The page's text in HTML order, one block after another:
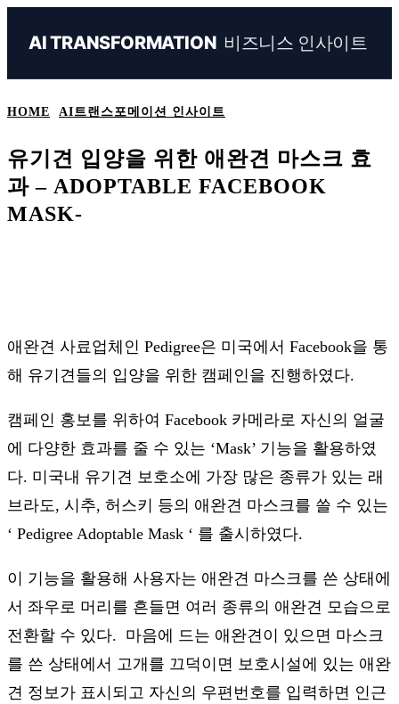
AI TRANSFORMATION 비즈니스 인사이트
HOME AI트랜스포메이션 인사이트
유기견 입양을 위한 애완견 마스크 효
과 – ADOPTABLE FACEBOOK
MASK-
애완견 사료업체인 Pedigree은 미국에서 Facebook을 통
해 유기견들의 입양을 위한 캠페인을 진행하였다.
캠페인 홍보를 위하여 Facebook 카메라로 자신의 얼굴
에 다양한 효과를 줄 수 있는 ‘Mask’ 기능을 활용하였
다. 미국내 유기견 보호소에 가장 많은 종류가 있는 래
브라도, 시추, 허스키 등의 애완견 마스크를 쓸 수 있는
‘ Pedigree Adoptable Mask ‘ 를 출시하였다.
이 기능을 활용해 사용자는 애완견 마스크를 쓴 상태에
서 좌우로 머리를 흔들면 여러 종류의 애완견 모습으로
전환할 수 있다. 마음에 드는 애완견이 있으면 마스크
를 쓴 상태에서 고개를 끄덕이면 보호시설에 있는 애완
견 정보가 표시되고 자신의 우편번호를 입력하면 인근